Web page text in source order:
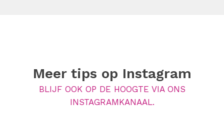
Meer tips op Instagram
BLIJF OOK OP DE HOOGTE VIA ONS
INSTAGRAMKANAAL.